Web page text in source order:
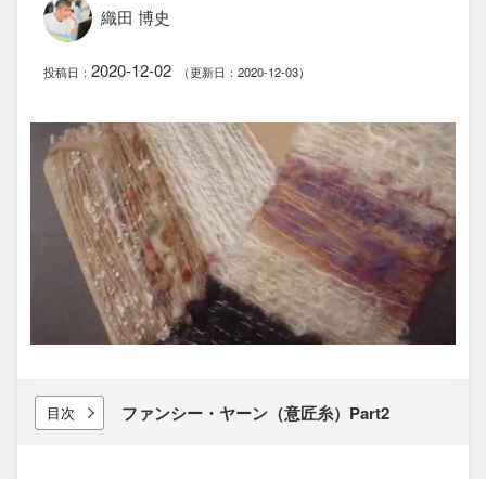
織田 博史
投稿日： 2020-12-02 （更新日：2020-12-03）
目次 ファンシー・ヤーン​（意匠糸）​Part2